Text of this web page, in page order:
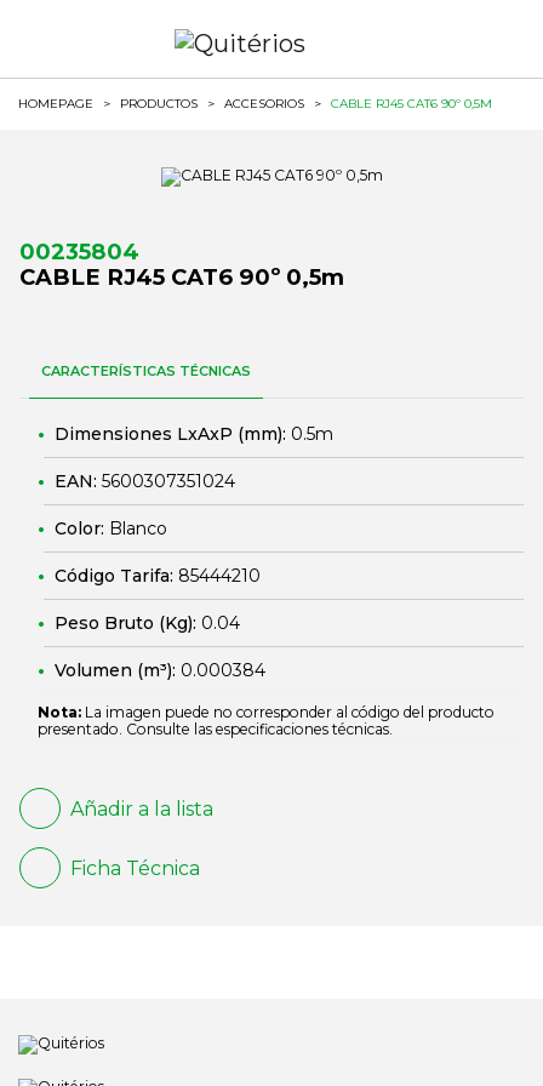
HOMEPAGE > PRODUCTOS > ACCESORIOS > CABLE RJ45 CAT6 90º 0,5M
00235804
CABLE RJ45 CAT6 90º 0,5m
CARACTERÍSTICAS TÉCNICAS
Dimensiones LxAxP (mm): 0.5m
EAN: 5600307351024
Color: Blanco
Código Tarifa: 85444210
Peso Bruto (Kg): 0.04
Volumen (m³): 0.000384
Nota: La imagen puede no corresponder al código del producto
presentado. Consulte las especificaciones técnicas.
Añadir a la lista
Ficha Técnica